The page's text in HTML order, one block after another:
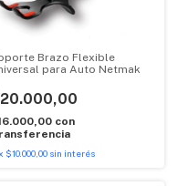
Brazo Flexible
para Auto Netmak
con
$10.000,00 sin interés